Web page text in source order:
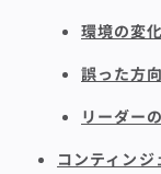
環境の変
誤った方
リーダー
コンティン